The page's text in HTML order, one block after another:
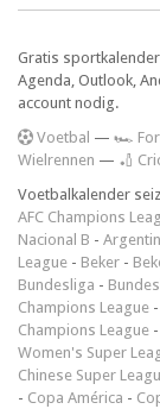
Gratis
Agenda, Outlook,
account nodig.
Voetbal — 🏎️
Wielrennen — 🏏
Voetbalkalender
AFC Champions
Nacional B -
League - Beker -
Bundesliga -
Champions League -
Champions League -
Women's Super
Chinese Super
- Copa América -